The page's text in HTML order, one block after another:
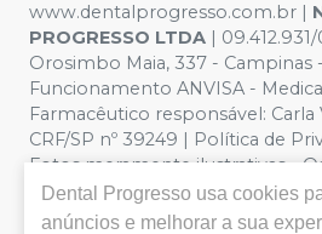
www.dentalprogresso.com.br |
PROGRESSO LTDA |
Orosimbo Maia, 337 - Campinas
Funcionamento ANVISA -
Farmacêutico responsável: Carla
CRF/SP nº 39249 | Política de
Fotos meramente ilustrativas -
da loja virtual estão sujeitos a
divergência de preços no site, o
Dental Progresso usa cookies
anúncios e melhorar a sua